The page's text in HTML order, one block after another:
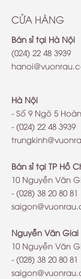
CỬA HÀNG
Bán sỉ tại Hà Nội
(024) 22 48 3939
Hà Nội
- Số 9 Ngõ 5
- (024) 22 48 3939
Bán sỉ tại TP Hồ
10 Nguyễn Văn
- (028) 38 20 80 81
Nguyễn Văn Giai
10 Nguyễn Văn
- (028) 38 20 80 81